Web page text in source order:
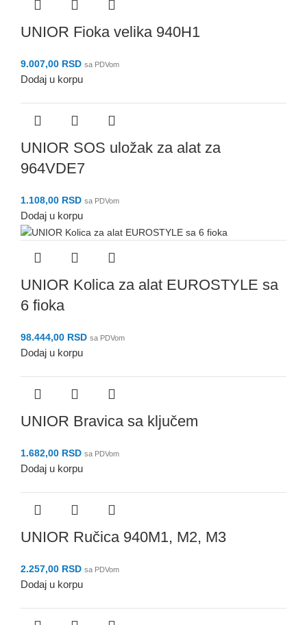
UNIOR Fioka velika 940H1
9.007,00 RSD sa PDVom
Dodaj u korpu
UNIOR SOS uložak za alat za
964VDE7
1.108,00 RSD sa PDVom
Dodaj u korpu
UNIOR Kolica za alat EUROSTYLE sa
6 fioka
98.444,00 RSD sa PDVom
Dodaj u korpu
UNIOR Bravica sa ključem
1.682,00 RSD sa PDVom
Dodaj u korpu
UNIOR Ručica 940M1, M2, M3
2.257,00 RSD sa PDVom
Dodaj u korpu